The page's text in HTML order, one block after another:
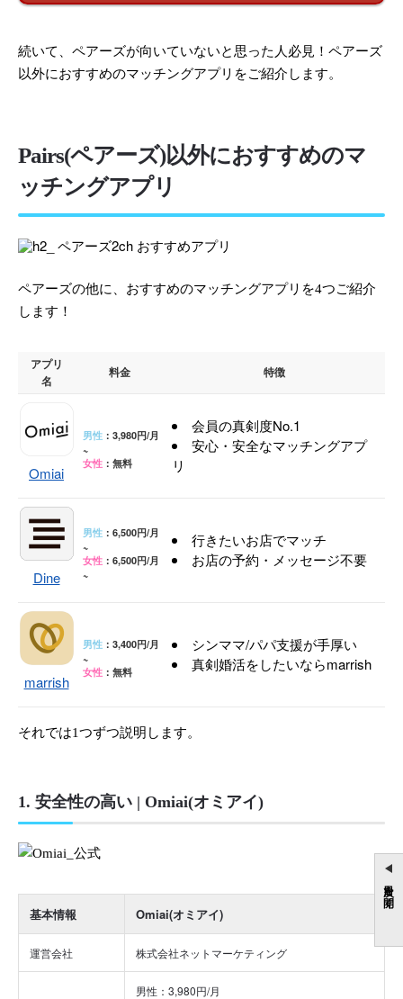
目次を開く
続いて、ペアーズが向いていないと思った人必見！ペアーズ
以外におすすめのマッチングアプリをご紹介します。
Pairs(ペアーズ)以外におすすめのマ
ッチングアプリ
ペアーズの他に、おすすめのマッチングアプリを4つご紹介
します！
アプリ
名
料金 特徴
Omiai
男性 ：3,980円/月
~
女性 ：無料
会員の真剣度No.1
安心・安全なマッチングアプ
リ
Dine
男性 ：6,500円/月
~
女性 ：6,500円/月
~
行きたいお店でマッチ
お店の予約・メッセージ不要
marrish
男性 ：3,400円/月
~
女性 ：無料
シンママ/パパ支援が手厚い
真剣婚活をしたいならmarrish
それでは1つずつ説明します。
1. 安全性の高い | Omiai(オミアイ)
基本情報 Omiai(オミアイ)
運営会社 株式会社ネットマーケティング
男性：3,980円/月